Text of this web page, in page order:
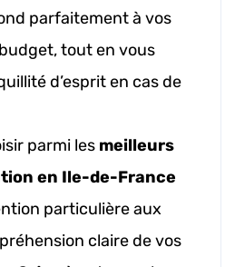
parfaitement à vos
tout en vous
d’esprit en cas de
parmi les meilleurs
en Ile-de-France
particulière aux
claire de vos